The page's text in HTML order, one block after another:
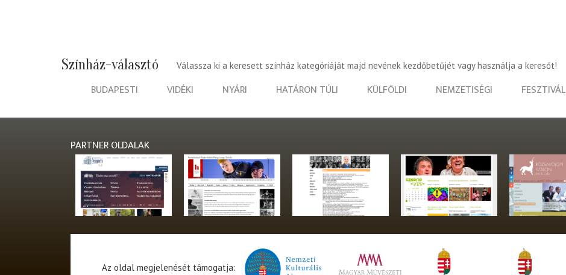
Színház-választó Válassza ki a keresett színház kategóriáját majd nevének kezdőbetűjét vagy használja a keresőt!
BUDAPESTI VIDÉKI NYÁRI HATÁRON TÚLI KÜLFÖLDI NEMZETISÉGI FESZTIVÁL
PARTNER OLDALAK
Az oldal megjelenését támogatja: